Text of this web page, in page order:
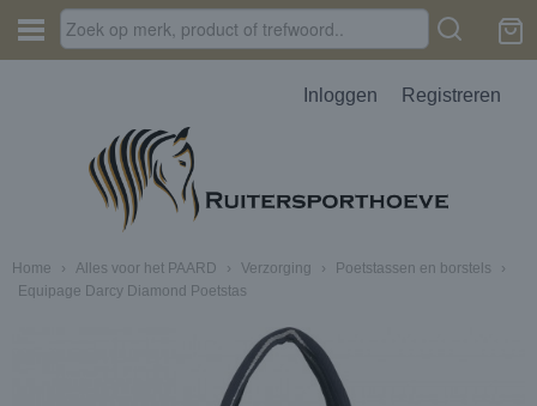
Inloggen Registreren
Home › Alles voor het PAARD › Verzorging › Poetstassen en borstels
›
Equipage Darcy Diamond Poetstas